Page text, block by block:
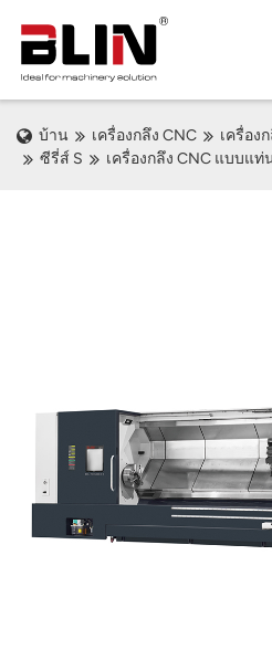
บ้าน เครื่องกลึง CNC
เครื่อง
ซีรี่ส์ S
เครื่องกลึง CNC แบบแท่